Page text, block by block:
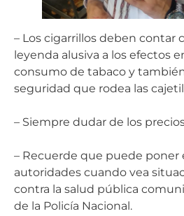
– Los cigarrillos deben contar
leyenda alusiva a los efectos
consumo de tabaco y
seguridad que rodea las
– Siempre dudar de los
– Recuerde que puede poner
autoridades cuando vea
contra la salud pública
de la Policía Nacional.